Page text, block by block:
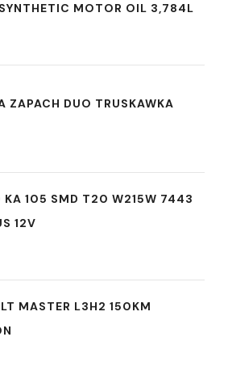
MOTOR OIL 3,784L
ZAPACH DUO TRUSKAWKA
KA 105 SMD T20 W215W 7443
12V
MASTER L3H2 150KM